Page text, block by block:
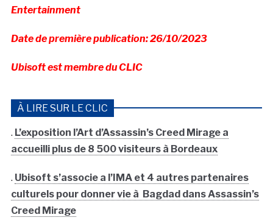
Entertainment
Date de première publication: 26/10/2023
Ubisoft est membre du CLIC
À LIRE SUR LE CLIC
. L’exposition l’Art d’Assassin’s Creed Mirage a
accueilli plus de 8 500 visiteurs à Bordeaux
. Ubisoft s’associe a l’IMA et 4 autres partenaires
culturels pour donner vie à Bagdad dans Assassin’s
Creed Mirage